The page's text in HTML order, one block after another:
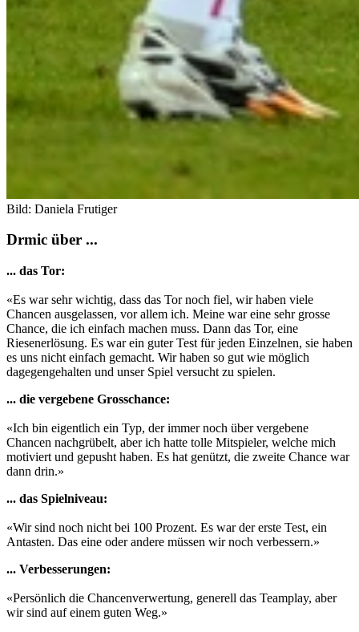
Bild: Daniela Frutiger
Drmic über ...
... das Tor:
«Es war sehr wichtig, dass das Tor noch fiel, wir haben viele
Chancen ausgelassen, vor allem ich. Meine war eine sehr grosse
Chance, die ich einfach machen muss. Dann das Tor, eine
Riesenerlösung. Es war ein guter Test für jeden Einzelnen, sie haben
es uns nicht einfach gemacht. Wir haben so gut wie möglich
dagegengehalten und unser Spiel versucht zu spielen.
... die vergebene Grosschance:
«Ich bin eigentlich ein Typ, der immer noch über vergebene
Chancen nachgrübelt, aber ich hatte tolle Mitspieler, welche mich
motiviert und gepusht haben. Es hat genützt, die zweite Chance war
dann drin.»
... das Spielniveau:
«Wir sind noch nicht bei 100 Prozent. Es war der erste Test, ein
Antasten. Das eine oder andere müssen wir noch verbessern.»
... Verbesserungen:
«Persönlich die Chancenverwertung, generell das Teamplay, aber
wir sind auf einem guten Weg.»